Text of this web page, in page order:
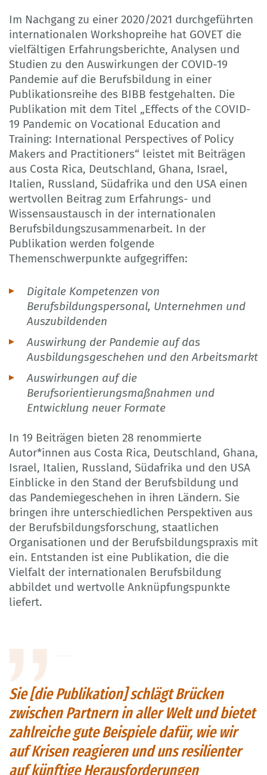
Im Nachgang zu einer 2020/2021 durchgeführten
internationalen Workshopreihe hat GOVET die
vielfältigen Erfahrungsberichte, Analysen und
Studien zu den Auswirkungen der COVID-19
Pandemie auf die Berufsbildung in einer
Publikationsreihe des BIBB festgehalten. Die
Publikation mit dem Titel „Effects of the COVID-
19 Pandemic on Vocational Education and
Training: International Perspectives of Policy
Makers and Practitioners“ leistet mit Beiträgen
aus Costa Rica, Deutschland, Ghana, Israel,
Italien, Russland, Südafrika und den USA einen
wertvollen Beitrag zum Erfahrungs- und
Wissensaustausch in der internationalen
Berufsbildungszusammenarbeit. In der
Publikation werden folgende
Themenschwerpunkte aufgegriffen:
Digitale Kompetenzen von
Berufsbildungspersonal, Unternehmen und
Auszubildenden
Auswirkung der Pandemie auf das
Ausbildungsgeschehen und den Arbeitsmarkt
Auswirkungen auf die
Berufsorientierungsmaßnahmen und
Entwicklung neuer Formate
In 19 Beiträgen bieten 28 renommierte
Autor*innen aus Costa Rica, Deutschland, Ghana,
Israel, Italien, Russland, Südafrika und den USA
Einblicke in den Stand der Berufsbildung und
das Pandemiegeschehen in ihren Ländern. Sie
bringen ihre unterschiedlichen Perspektiven aus
der Berufsbildungsforschung, staatlichen
Organisationen und der Berufsbildungspraxis mit
ein. Entstanden ist eine Publikation, die die
Vielfalt der internationalen Berufsbildung
abbildet und wertvolle Anknüpfungspunkte
liefert.
Sie [die Publikation] schlägt Brücken
zwischen Partnern in aller Welt und bietet
zahlreiche gute Beispiele dafür, wie wir
auf Krisen reagieren und uns resilienter
auf künftige Herausforderungen